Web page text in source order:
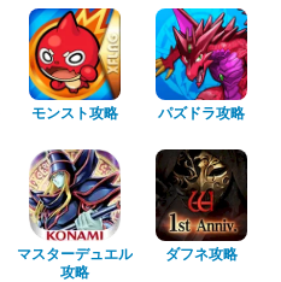
モンスト攻略 パズドラ攻略
マスターデュエル
攻略
ダフネ攻略